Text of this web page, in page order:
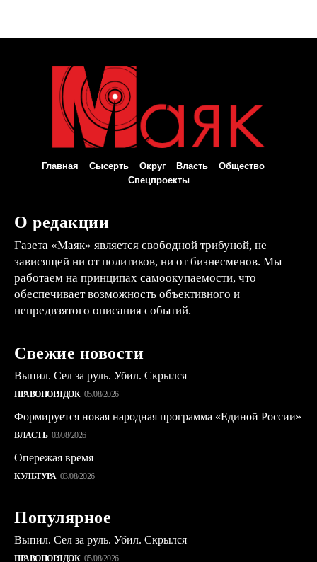
Главная Сысерть Округ Власть
Общество
Спецпроекты
О редакции
Газета «Маяк» является свободной трибуной, не
зависящей ни от политиков, ни от бизнесменов. Мы
работаем на принципах самоокупаемости, что
обеспечивает возможность объективного и
непредвзятого описания событий.
Свежие новости
Выпил. Сел за руль. Убил. Скрылся
ПРАВОПОРЯДОК 05/08/2026
Формируется новая народная программа «Единой России»
ВЛАСТЬ 03/08/2026
Опережая время
КУЛЬТУРА 03/08/2026
Популярное
Выпил. Сел за руль. Убил. Скрылся
ПРАВОПОРЯДОК 05/08/2026